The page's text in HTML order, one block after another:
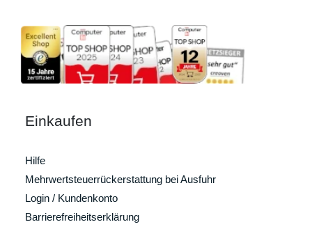
Einkaufen
Hilfe
Mehrwertsteuerrückerstattung bei Ausfuhr
Login / Kundenkonto
Barrierefreiheitserklärung